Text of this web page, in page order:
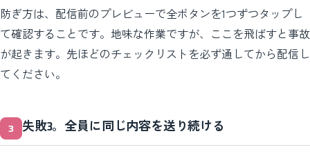
防ぎ方は、配信前のプレビューで全ボタンを1つずつタップし
て確認することです。地味な作業ですが、ここを飛ばすと事故
が起きます。先ほどのチェックリストを必ず通してから配信し
てください。
失敗3。全員に同じ内容を送り続ける